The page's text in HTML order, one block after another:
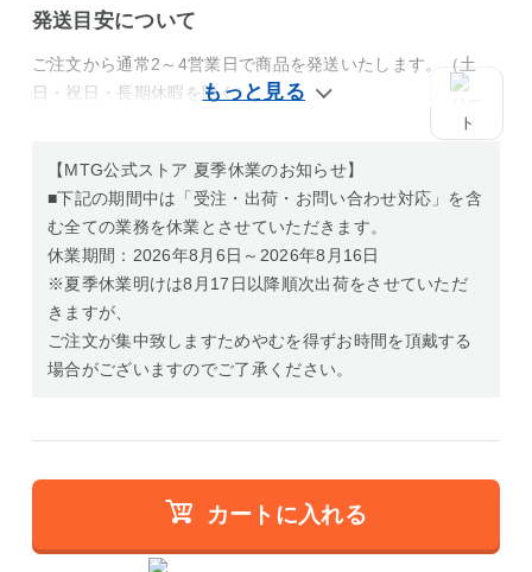
発送目安について
ご注文から通常2～4営業日で商品を発送いたします。（土
日・祝日・長期休暇を除く）
【MTG公式ストア 夏季休業のお知らせ】
■下記の期間中は「受注・出荷・お問い合わせ対応」を含
む全ての業務を休業とさせていただきます。
休業期間：2026年8月6日～2026年8月16日
※夏季休業明けは8月17日以降順次出荷をさせていただ
きますが、
ご注文が集中致しますためやむを得ずお時間を頂戴する
場合がございますのでご了承ください。
カートに入れる